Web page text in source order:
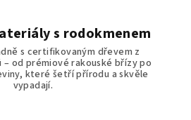
s rodokmenem
s certifikovaným dřevem z
od prémiové rakouské břízy po
které šetří přírodu a skvěle
vypadají.